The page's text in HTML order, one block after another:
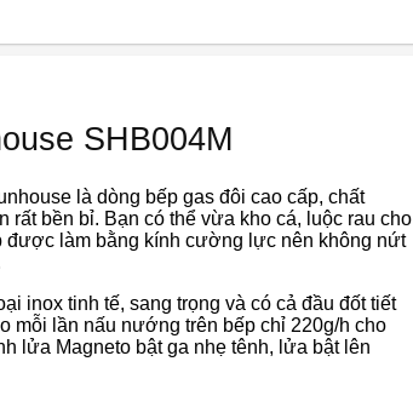
SHB004M
là dòng bếp gas đôi cao cấp, chất
rất bền bỉ. Bạn có thể vừa kho cá, luộc rau cho
làm bằng kính cường lực nên không nứt
inox tinh tế, sang trọng và có cả đầu đốt tiết
mỗi lần nấu nướng trên bếp chỉ 220g/h cho
lửa Magneto bật ga nhẹ tênh, lửa bật lên